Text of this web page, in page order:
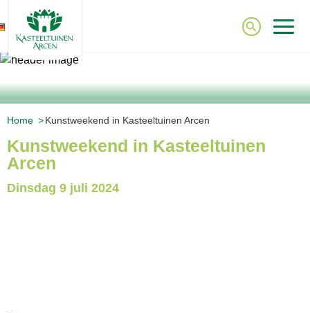
Home Kunstweekend in Kasteeltuinen Arcen
Kunstweekend in Kasteeltuinen
Arcen
Dinsdag 9 juli 2024